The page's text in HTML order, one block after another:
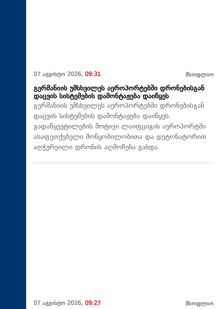
07 აგვისტო 2026, 09:31 მსოფლიო
გერმანიის უმსხვილეს აეროპორტებში დრონებისგან
დაცვის სისტემების დამონტაჟება დაიწყეს
გერმანიის უმსხვილეს აეროპორტებში დრონებისგან
დაცვის სისტემების დამონტაჟება დაიწყეს.
გადაწყვეტილების მოტივი ლაიფციგის აეროპორტში
ასაფეთქებელი მოწყობილობითა და დეტონატორით
აღჭურვილი დრონის აღმოჩენა გახდა.
07 აგვისტო 2026, 09:27 მსოფლიო